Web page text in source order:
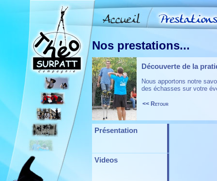
Nos prestations...
Découverte de la
Nous apportons notre
des échasses sur votre
<< Retour
Présentation
Videos